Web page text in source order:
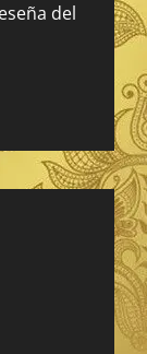
del